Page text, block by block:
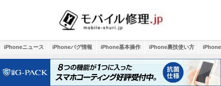
iPhoneニュース iPhoneバグ情報 iPhone基本操作 iPhone裏技使い方